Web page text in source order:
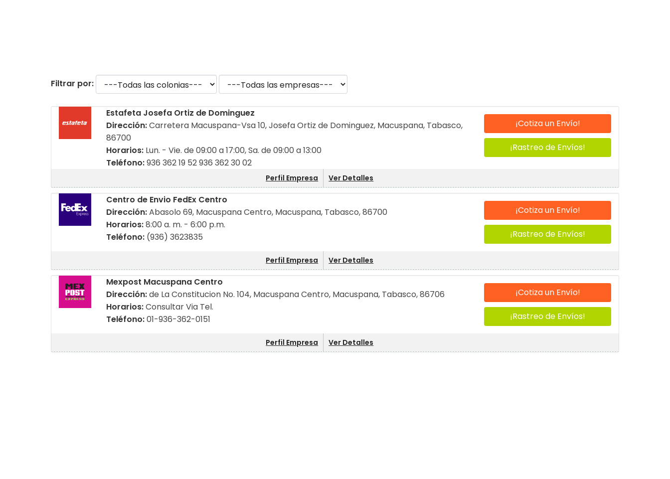
Filtrar por:
Estafeta Josefa Ortiz de Dominguez
Dirección:Carretera Macuspana-Vsa 10, Josefa Ortiz de Dominguez, Macuspana, Tabasco,
86700
Horarios: Lun. - Vie. de 09:00 a 17:00, Sa. de 09:00 a 13:00
Teléfono:936 362 19 52 936 362 30 02
¡Cotiza un Envío!
¡Rastreo de Envíos!
Perfil Empresa Ver Detalles
Centro de Envio FedEx Centro
Dirección:Abasolo 69, Macuspana Centro, Macuspana, Tabasco, 86700
Horarios:8:00 a. m. - 6:00 p.m.
Teléfono: (936) 3623835
¡Cotiza un Envío!
¡Rastreo de Envíos!
Perfil Empresa Ver Detalles
Mexpost Macuspana Centro
Dirección:de La Constitucion No. 104, Macuspana Centro, Macuspana, Tabasco, 86706
Horarios:Consultar Via Tel.
Teléfono:01-936-362-0151
¡Cotiza un Envío!
¡Rastreo de Envíos!
Perfil Empresa Ver Detalles